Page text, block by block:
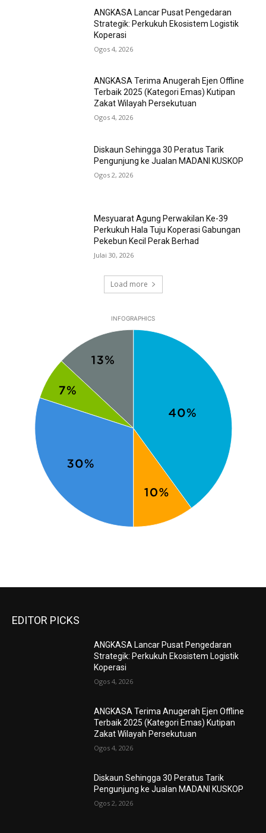
ANGKASA Lancar Pusat Pengedaran
Strategik: Perkukuh Ekosistem Logistik
Koperasi
Ogos 4, 2026
ANGKASA Terima Anugerah Ejen Offline
Terbaik 2025 (Kategori Emas) Kutipan
Zakat Wilayah Persekutuan
Ogos 4, 2026
Diskaun Sehingga 30 Peratus Tarik
Pengunjung ke Jualan MADANI KUSKOP
Ogos 2, 2026
Mesyuarat Agung Perwakilan Ke-39
Perkukuh Hala Tuju Koperasi Gabungan
Pekebun Kecil Perak Berhad
Julai 30, 2026
Load more
INFOGRAPHICS
EDITOR PICKS
ANGKASA Lancar Pusat Pengedaran
Strategik: Perkukuh Ekosistem Logistik
Koperasi
Ogos 4, 2026
ANGKASA Terima Anugerah Ejen Offline
Terbaik 2025 (Kategori Emas) Kutipan
Zakat Wilayah Persekutuan
Ogos 4, 2026
Diskaun Sehingga 30 Peratus Tarik
Pengunjung ke Jualan MADANI KUSKOP
Ogos 2, 2026